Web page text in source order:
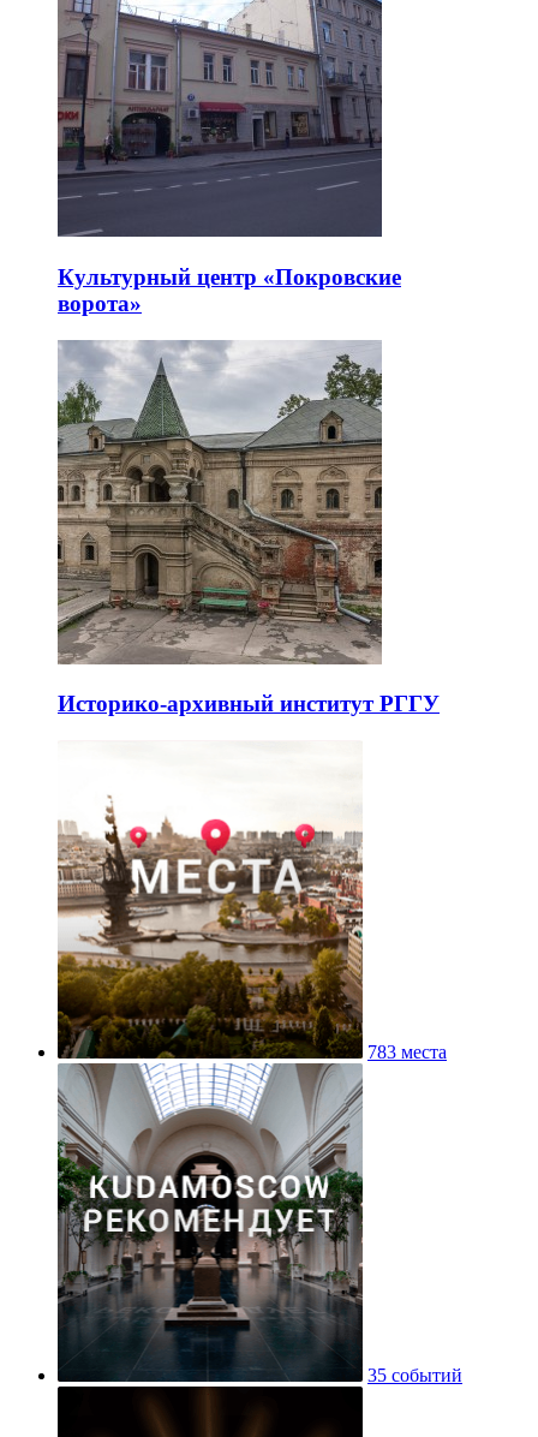
Культурный центр «Покровские
ворота»
Историко-архивный институт РГГУ
783 места
35 событий